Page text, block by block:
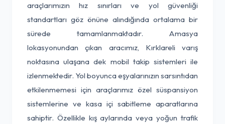
araçlarımızın hız sınırları ve yol güvenliği
standartları göz önüne alındığında ortalama bir
sürede tamamlanmaktadır. Amasya
lokasyonundan çıkan aracımız, Kırklareli varış
noktasına ulaşana dek mobil takip sistemleri ile
izlenmektedir. Yol boyunca eşyalarınızın sarsıntıdan
etkilenmemesi için araçlarımız özel süspansiyon
sistemlerine ve kasa içi sabitleme aparatlarına
sahiptir. Özellikle kış aylarında veya yoğun trafik